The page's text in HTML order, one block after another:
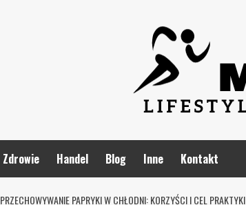
Zdrowie Handel Blog Inne Kontakt
PRZECHOWYWANIE PAPRYKI W CHŁODNI: KORZYŚCI I CEL PRAKTYKI